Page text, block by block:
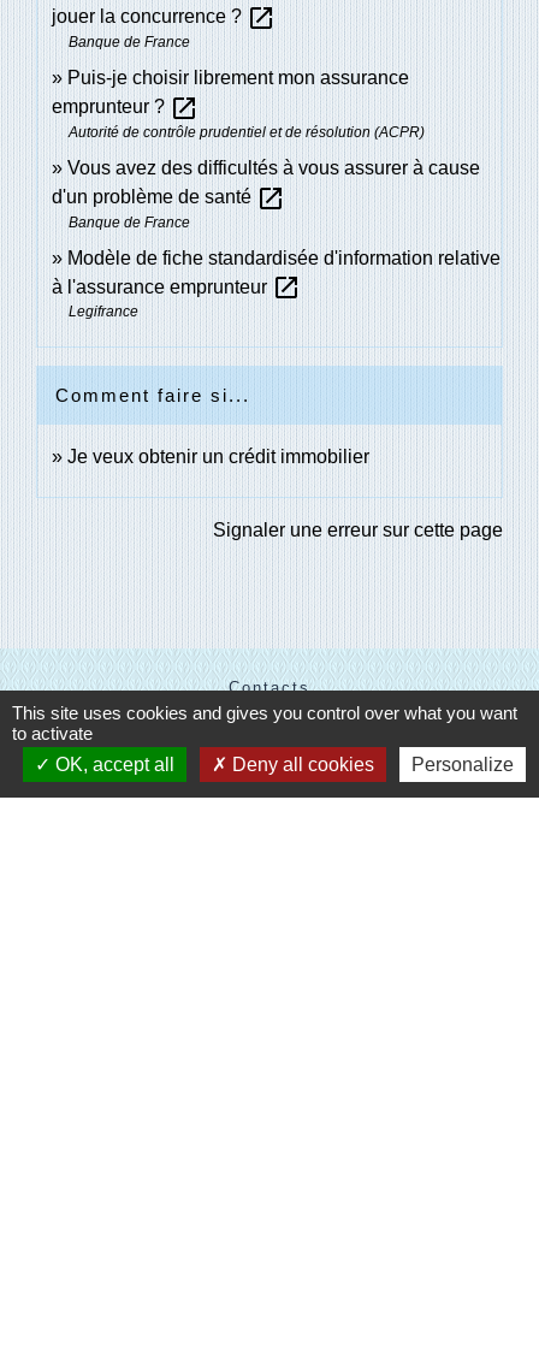
jouer la concurrence ? open_in_new
Banque de France
Puis-je choisir librement mon assurance
emprunteur ? open_in_new
Autorité de contrôle prudentiel et de résolution (ACPR)
Vous avez des difficultés à vous assurer à cause
d'un problème de santé open_in_new
Banque de France
Modèle de fiche standardisée d'information relative
à l'assurance emprunteur open_in_new
Legifrance
Comment faire si...
Je veux obtenir un crédit immobilier
Signaler une erreur sur cette page
Contacts
Communes des Ventes
1 place Billie D. HARRIS
27180 Les Ventes - FRANCE
This site uses cookies and gives you control over what you want
to activate
OK, accept all
Deny all cookies Personalize